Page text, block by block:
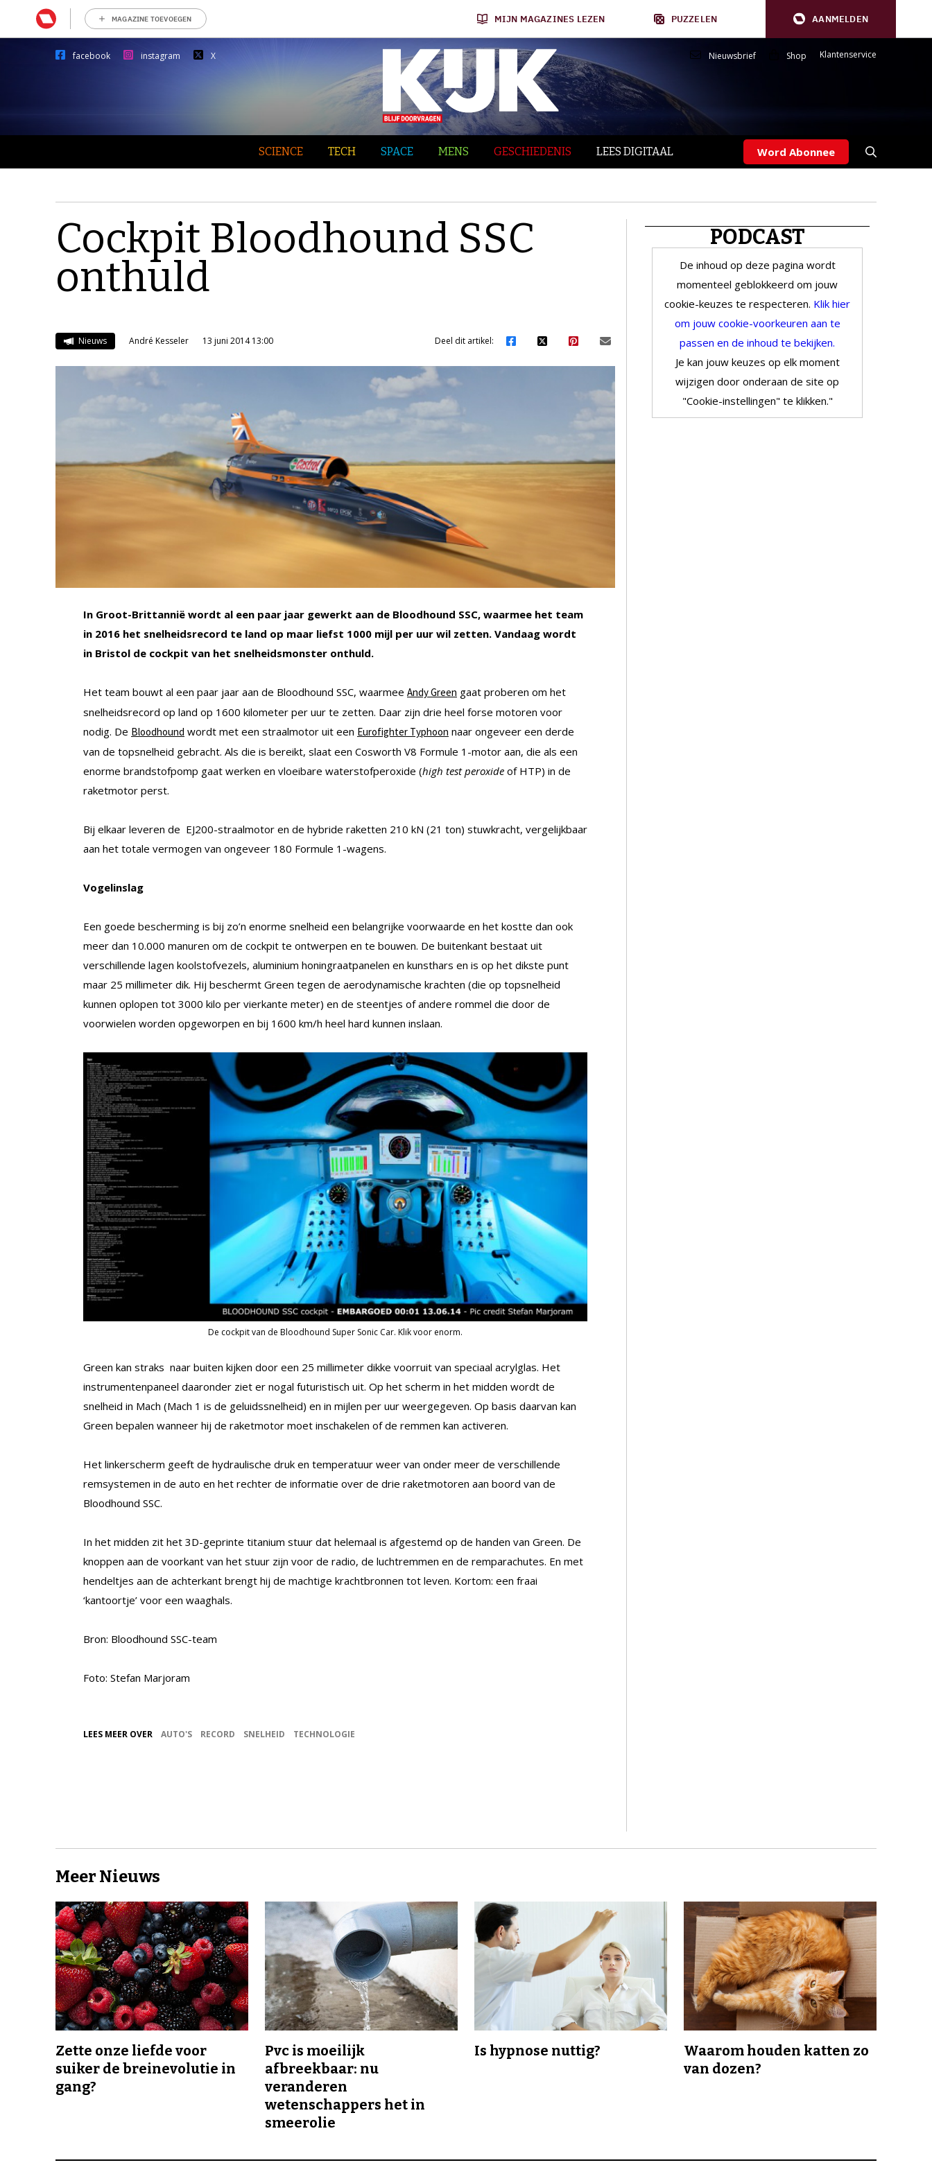
MAGAZINE TOEVOEGEN MIJN MAGAZINES LEZEN PUZZELEN AANMELDEN
facebook instagram X Nieuwsbrief Shop Klantenservice
SCIENCE TECH SPACE MENS GESCHIEDENIS LEES DIGITAAL Word Abonnee
Cockpit Bloodhound SSC
onthuld
Nieuws André Kesseler 13 juni 2014 13:00 Deel dit artikel:
In Groot-Brittannië wordt al een paar jaar gewerkt aan de Bloodhound SSC, waarmee het team
in 2016 het snelheidsrecord te land op maar liefst 1000 mijl per uur wil zetten. Vandaag wordt
in Bristol de cockpit van het snelheidsmonster onthuld.
Het team bouwt al een paar jaar aan de Bloodhound SSC, waarmee Andy Green gaat proberen om het
snelheidsrecord op land op 1600 kilometer per uur te zetten. Daar zijn drie heel forse motoren voor
nodig. De Bloodhound wordt met een straalmotor uit een Eurofighter Typhoon naar ongeveer een derde
van de topsnelheid gebracht. Als die is bereikt, slaat een Cosworth V8 Formule 1-motor aan, die als een
enorme brandstofpomp gaat werken en vloeibare waterstofperoxide (high test peroxide of HTP) in de
raketmotor perst.
Bij elkaar leveren de EJ200-straalmotor en de hybride raketten 210 kN (21 ton) stuwkracht, vergelijkbaar
aan het totale vermogen van ongeveer 180 Formule 1-wagens.
Vogelinslag
Een goede bescherming is bij zo’n enorme snelheid een belangrijke voorwaarde en het kostte dan ook
meer dan 10.000 manuren om de cockpit te ontwerpen en te bouwen. De buitenkant bestaat uit
verschillende lagen koolstofvezels, aluminium honingraatpanelen en kunsthars en is op het dikste punt
maar 25 millimeter dik. Hij beschermt Green tegen de aerodynamische krachten (die op topsnelheid
kunnen oplopen tot 3000 kilo per vierkante meter) en de steentjes of andere rommel die door de
voorwielen worden opgeworpen en bij 1600 km/h heel hard kunnen inslaan.
De cockpit van de Bloodhound Super Sonic Car. Klik voor enorm.
Green kan straks naar buiten kijken door een 25 millimeter dikke voorruit van speciaal acrylglas. Het
instrumentenpaneel daaronder ziet er nogal futuristisch uit. Op het scherm in het midden wordt de
snelheid in Mach (Mach 1 is de geluidssnelheid) en in mijlen per uur weergegeven. Op basis daarvan kan
Green bepalen wanneer hij de raketmotor moet inschakelen of de remmen kan activeren.
Het linkerscherm geeft de hydraulische druk en temperatuur weer van onder meer de verschillende
remsystemen in de auto en het rechter de informatie over de drie raketmotoren aan boord van de
Bloodhound SSC.
In het midden zit het 3D-geprinte titanium stuur dat helemaal is afgestemd op de handen van Green. De
knoppen aan de voorkant van het stuur zijn voor de radio, de luchtremmen en de remparachutes. En met
hendeltjes aan de achterkant brengt hij de machtige krachtbronnen tot leven. Kortom: een fraai
‘kantoortje’ voor een waaghals.
Bron: Bloodhound SSC-team
Foto: Stefan Marjoram
LEES MEER OVER AUTO'S RECORD SNELHEID TECHNOLOGIE
PODCAST
De inhoud op deze pagina wordt
momenteel geblokkeerd om jouw
cookie-keuzes te respecteren. Klik hier
om jouw cookie-voorkeuren aan te
passen en de inhoud te bekijken.
Je kan jouw keuzes op elk moment
wijzigen door onderaan de site op
"Cookie-instellingen" te klikken."
Meer Nieuws
Zette onze liefde voor
suiker de breinevolutie in
gang?
Pvc is moeilijk
afbreekbaar: nu
veranderen
wetenschappers het in
smeerolie
Is hypnose nuttig?
Waarom houden katten zo
van dozen?